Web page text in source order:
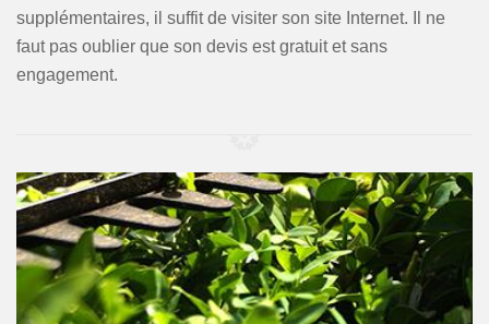
supplémentaires, il suffit de visiter son site Internet. Il ne
faut pas oublier que son devis est gratuit et sans
engagement.